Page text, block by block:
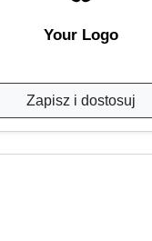
Your Logo
Zapisz i dostosuj